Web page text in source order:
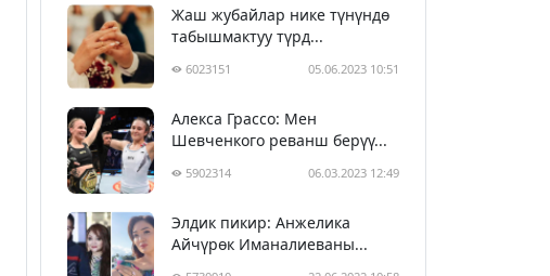
Жаш жубайлар нике түнүндө
табышмактуу түрд...
6023151 05.06.2023 10:51
Алекса Грассо: Мен
Шевченкого реванш берүү...
5902314 06.03.2023 12:49
Элдик пикир: Анжелика
Айчүрөк Иманалиеваны...